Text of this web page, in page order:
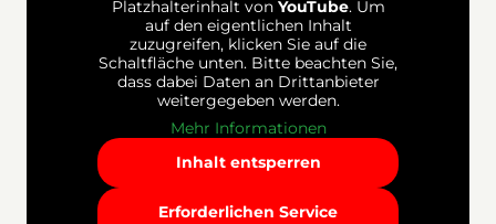
Platzhalterinhalt von YouTube. Um
auf den eigentlichen Inhalt
zuzugreifen, klicken Sie auf die
Schaltfläche unten. Bitte beachten Sie,
dass dabei Daten an Drittanbieter
weitergegeben werden.
Mehr Informationen
Inhalt entsperren
Erforderlichen Service